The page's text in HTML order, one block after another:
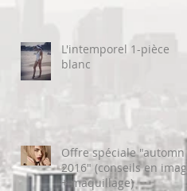
L'intemporel 1-pièce
blanc
Offre spéciale "automne
2016" (conseils en image
+ maquillage)